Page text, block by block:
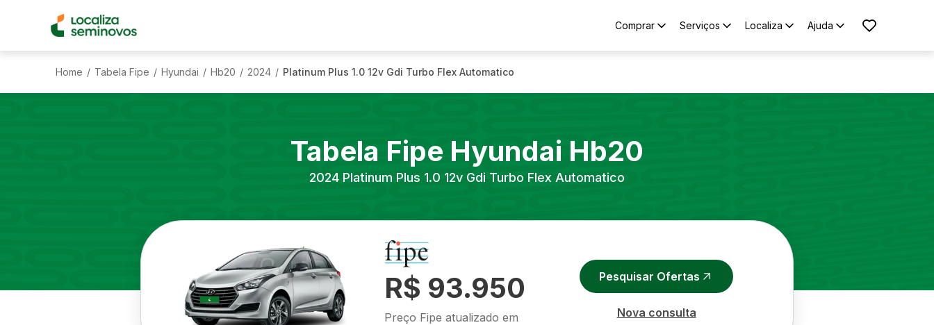
Comprar Serviços Localiza Ajuda
Home / Tabela Fipe / Hyundai / Hb20 / 2024 / Platinum Plus 1.0 12v Gdi Turbo Flex Automatico
Tabela Fipe Hyundai Hb20
2024 Platinum Plus 1.0 12v Gdi Turbo Flex Automatico
R$ 93.950
Preço Fipe atualizado em
Pesquisar Ofertas
Nova consulta